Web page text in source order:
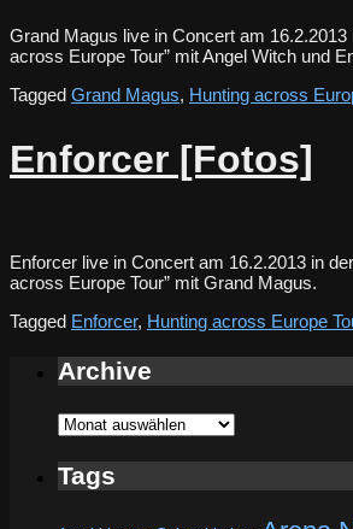
Grand Magus live in Concert am
across Europe Tour” mit Angel Witch und
Tagged Grand Magus, Hunting across
Enforcer [Fotos]
Enforcer live in Concert am 16.2.2013 in
across Europe Tour” mit Grand Magus.
Tagged Enforcer, Hunting across Europe
Archive
Archive
Tags